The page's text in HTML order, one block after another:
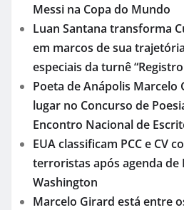
Messi na Copa do Mundo
Luan Santana transforma
em marcos de sua
especiais da turnê
Poeta de Anápolis Marcelo
lugar no Concurso de
Encontro Nacional de
EUA classificam PCC e CV
terroristas após agenda de
Washington
Marcelo Girard está entre